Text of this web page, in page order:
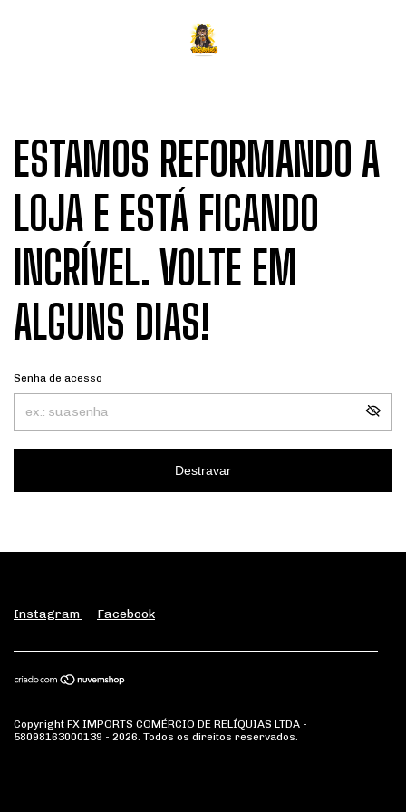
ESTAMOS REFORMANDO A
LOJA E ESTÁ FICANDO
INCRÍVEL. VOLTE EM
ALGUNS DIAS!
Senha de acesso
Destravar
Instagram Facebook
Copyright FX IMPORTS COMÉRCIO DE RELÍQUIAS LTDA -
58098163000139 - 2026. Todos os direitos reservados.